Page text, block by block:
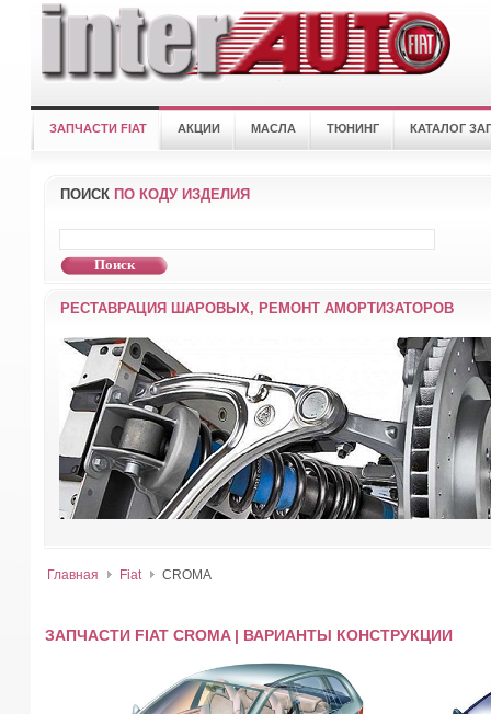
ЗАПЧАСТИ FIAT АКЦИИ МАСЛА ТЮНИНГ КАТАЛОГ
ПОИСК ПО КОДУ ИЗДЕЛИЯ
РЕСТАВРАЦИЯ ШАРОВЫХ, РЕМОНТ АМОРТИЗАТОРОВ
Главная Fiat CROMA
ЗАПЧАСТИ FIAT CROMA | ВАРИАНТЫ КОНСТРУКЦИИ